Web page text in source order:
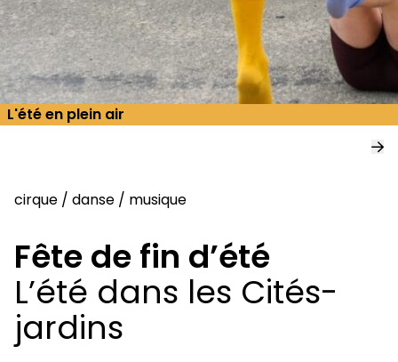
L'été en plein air
cirque / danse / musique
Fête de fin d’été
L’été dans les Cités-
jardins